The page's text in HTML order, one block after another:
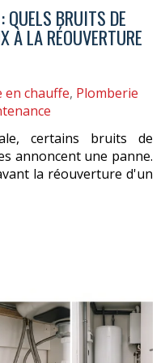
QUELS BRUITS DE
À LA RÉOUVERTURE
en chauffe, Plomberie
certains bruits de
annoncent une panne.
la réouverture d'un